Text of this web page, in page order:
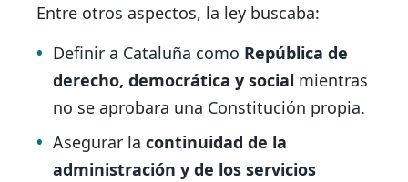
Entre otros aspectos, la ley buscaba:
Definir a Cataluña como República de
derecho, democrática y social mientras
no se aprobara una Constitución propia.
Asegurar lacontinuidad de la
administración y de los servicios